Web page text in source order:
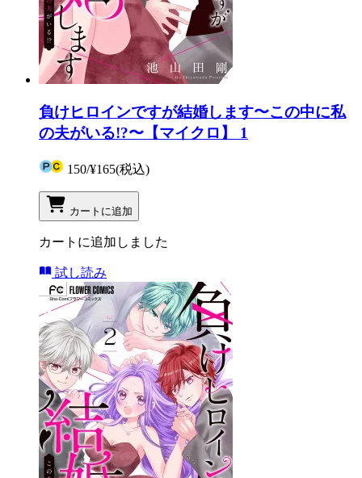
負けヒロインですが結婚します〜この中に私
の夫がいる!?〜【マイクロ】 1
150/¥165(税込)
カートに追加
カートに追加しました
試し読み